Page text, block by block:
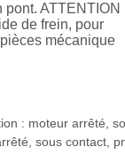
pont. ATTENTION
de frein, pour
mécanique
: moteur arrêté,
sous contact,